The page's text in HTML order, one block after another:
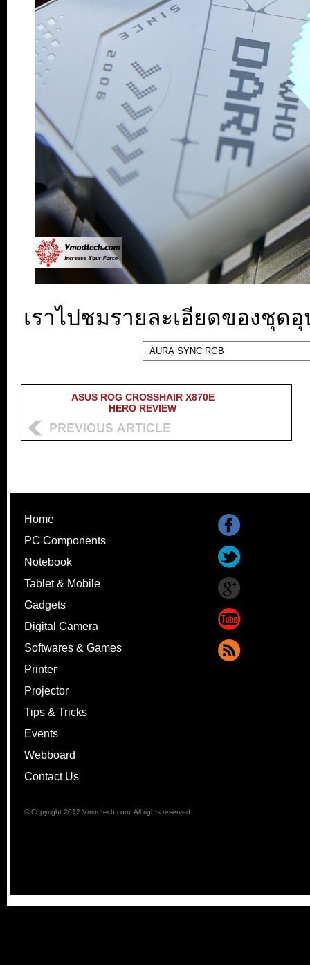
เราไปชมรายละเอียดของชุ
ASUS ROG CROSSHAIR X870E
HERO REVIEW
Home
PC Components
Notebook
Tablet & Mobile
Gadgets
Digital Camera
Softwares & Games
Printer
Projector
Tips & Tricks
Events
Webboard
Contact Us
© Copyright 2012 Vmodtech.com. All rights reserved